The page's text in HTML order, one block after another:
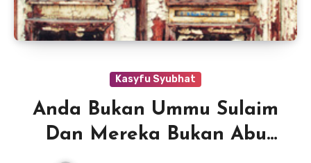
Kasyfu Syubhat
Anda Bukan Ummu Sulaim
Dan Mereka Bukan Abu